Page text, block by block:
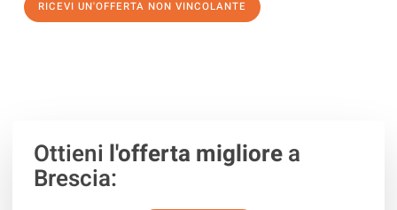
RICEVI UN'OFFERTA NON VINCOLANTE
Ottieni l'offerta migliorea
Brescia: